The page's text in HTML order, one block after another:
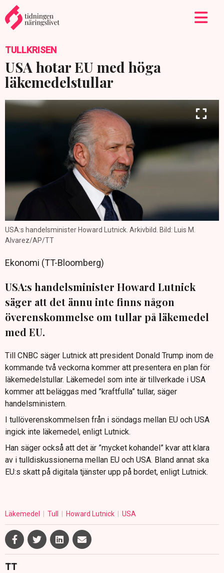
TULLKRISEN
USA hotar EU med höga
läkemedelstullar
USA:s handelsminister Howard Lutnick. Arkivbild. Bild: Luis M.
Alvarez/AP/TT
Ekonomi (TT-Bloomberg)
USA:s handelsminister Howard Lutnick
säger att det ännu inte finns någon
överenskommelse om tullar på läkemedel
med EU.
Till CNBC säger Lutnick att president Donald Trump inom de
kommande två veckorna kommer att presentera en plan för
läkemedelstullar. Läkemedel som inte är tillverkade i USA
kommer att beläggas med ”kraftfulla” tullar, säger
handelsministern.
I tullöverenskommelsen från i söndags mellan EU och USA
ingick inte läkemedel, enligt Lutnick.
Han säger också att det är ”mycket kohandel” kvar att klara
av i tulldiskussionerna mellan EU och USA. Bland annat ska
EU:s skatt på digitala tjänster upp på bordet, enligt Lutnick.
Läkemedel Tull Howard Lutnick USA
TT